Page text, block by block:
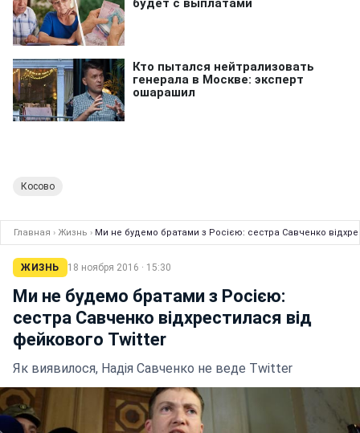
Косово
Главная › Жизнь › Ми не будемо братами з Росією: сестра Савченко
ЖИЗНЬ 18 ноября 2016 · 15:30
Ми не будемо братами з Росією:
сестра Савченко відхрестилася від
фейкового Twitter
Як виявилося, Надія Савченко не веде Twitter